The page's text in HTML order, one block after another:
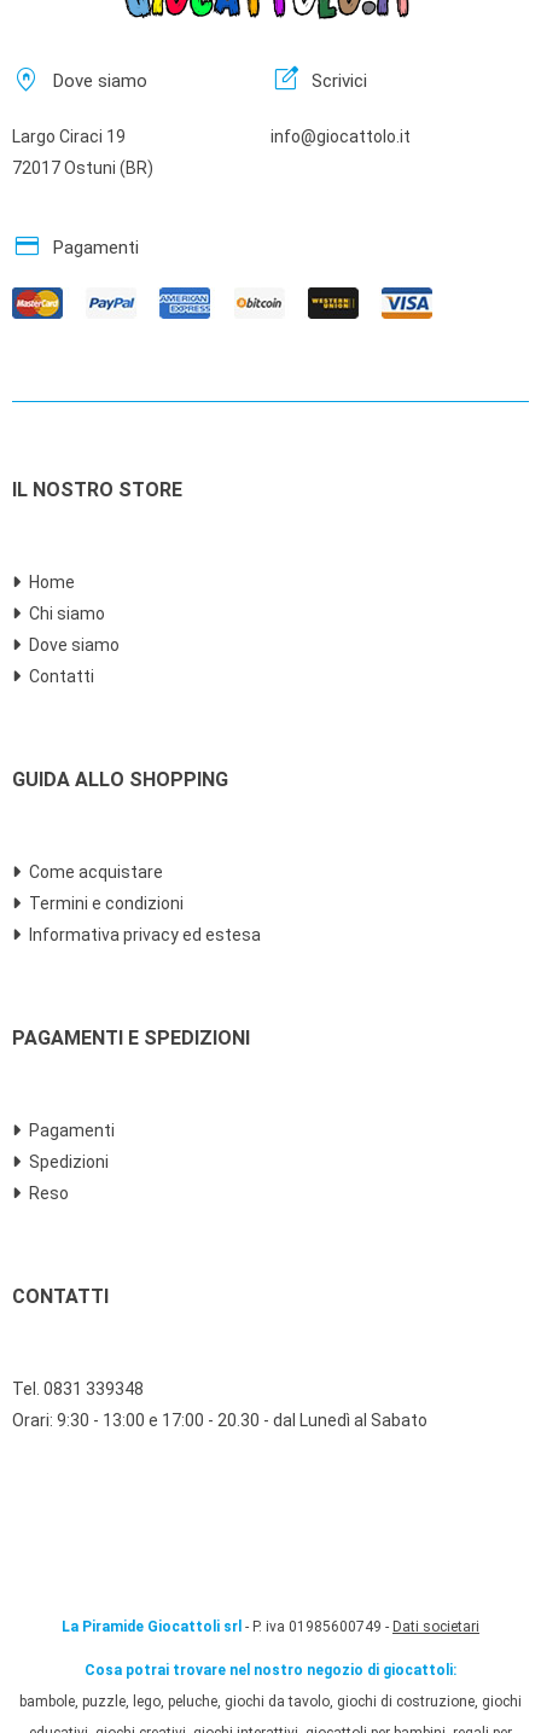
home_pin Dove siamo
Largo Ciraci 19
72017 Ostuni (BR)
edit_square Scrivici
info@giocattolo.it
credit_card Pagamenti
IL NOSTRO STORE
Home
Chi siamo
Dove siamo
Contatti
GUIDA ALLO SHOPPING
Come acquistare
Termini e condizioni
Informativa privacy ed estesa
PAGAMENTI E SPEDIZIONI
Pagamenti
Spedizioni
Reso
CONTATTI
Tel. 0831 339348
Orari: 9:30 - 13:00 e 17:00 - 20.30 - dal Lunedì al Sabato
La Piramide Giocattoli srl - P. iva 01985600749 - Dati societari
Cosa potrai trovare nel nostro negozio di giocattoli:
bambole, puzzle, lego, peluche, giochi da tavolo, giochi di costruzione, giochi